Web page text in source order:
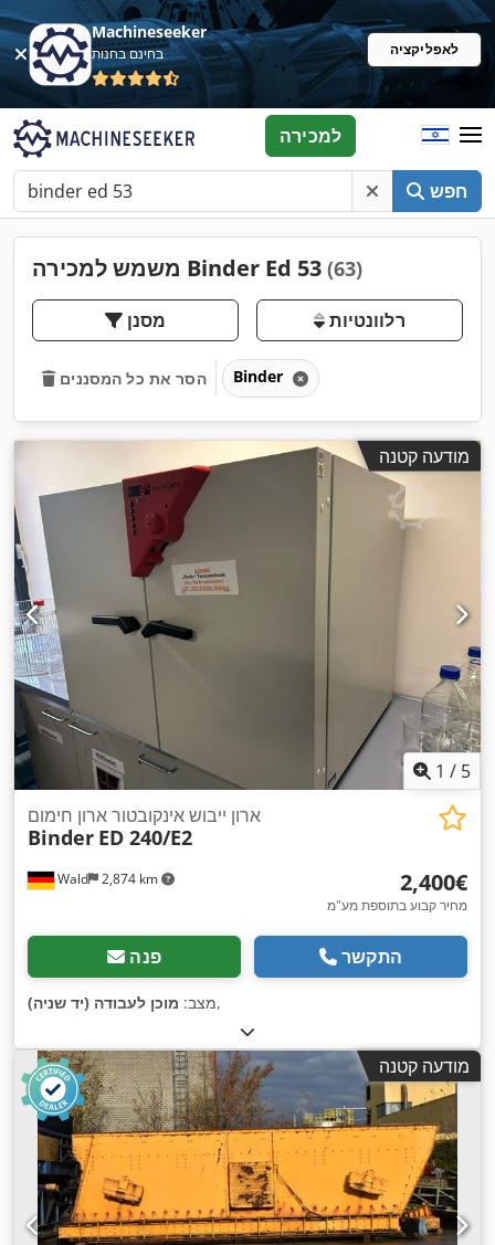
Machineseeker
בחינם בחנות לאפליקציה
חפש
למכירה
משמש למכירה Binder Ed 53 (63)
מסנן רלוונטיות
הסר את כל המסננים Binder
מודעה קטנה
1 / 5
Wald 2,874 km
ארון ייבוש אינקובטור ארון חימום
Binder ED 240/E2
‏2,400 ‏€
מחיר קבוע בתוספת מע"מ
פנה התקשר
מצב: מוכן לעבודה (יד שניה) ,
מודעה קטנה